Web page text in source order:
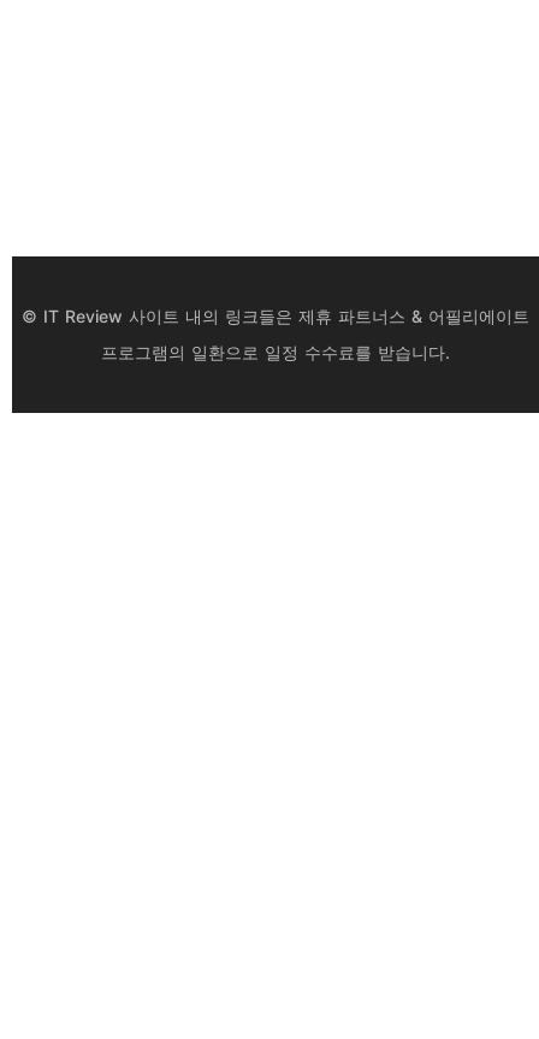
© IT Review 사이트 내의 링크들은 제휴 파트너스 & 어필리에이트
프로그램의 일환으로 일정 수수료를 받습니다.